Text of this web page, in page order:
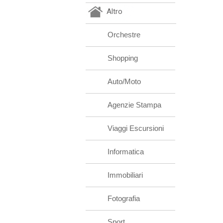
Altro
Orchestre
Shopping
Auto/Moto
Agenzie Stampa
Viaggi Escursioni
Informatica
Immobiliari
Fotografia